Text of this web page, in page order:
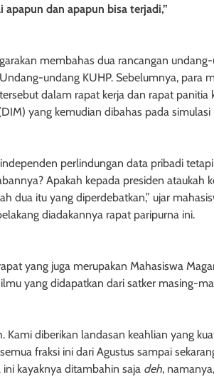
dan apapun bisa terjadi,”
membahas dua rancangan
undang KUHP. Sebelumnya, para
dalam rapat kerja dan rapat panitia
yang kemudian dibahas pada simulasi
perlindungan data pribadi
Apakah kepada presiden ataukah
dua itu yang diperdebatkan,” ujar
diadakannya rapat paripurna ini.
yang juga merupakan Mahasiswa
yang didapatkan dari satker masing-
Kami diberikan landasan keahlian yang
fraksi ini dari Agustus sampai
kayaknya ditambahin saja deh,